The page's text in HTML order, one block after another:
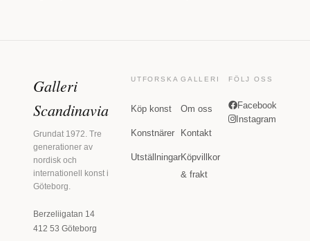
Galleri
Scandinavia
Grundat 1972. Tre
generationer av
nordisk och
internationell konst i
Göteborg.
Berzeliigatan 14
412 53 Göteborg
UTFORSKA
Köp konst
Konstnärer
Utställningar
GALLERI
Om oss
Kontakt
Köpvillkor
& frakt
FÖLJ OSS
Facebook
Instagram